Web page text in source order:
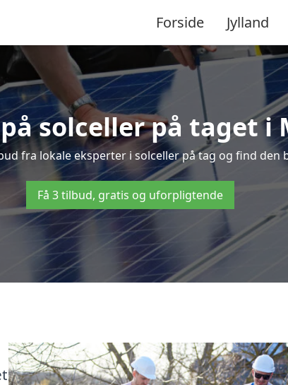
Forside Jylland
solceller på taget i
fra lokale eksperter i solceller på tag og find den
Få 3 tilbud, gratis og uforpligtende